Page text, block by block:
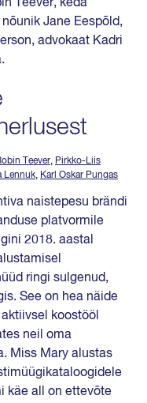
Teever, keda
Jane Eespõld,
advokaat Kadri
Teever, Pirkko-Liis
Lennuk, Karl Oskar Pungas
naistepesu brändi
platvormile
2018. aastal
ringi sulgenud,
See on hea näide
koostööl
neil oma
Miss Mary alustas
käe all on ettevõte